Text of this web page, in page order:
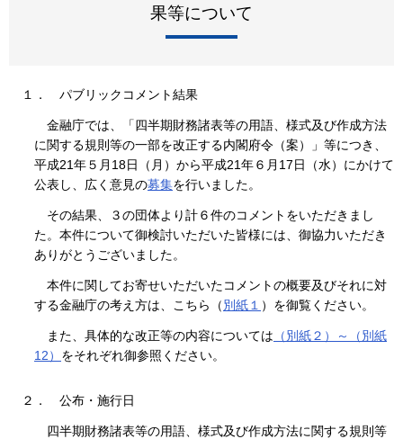
果等について
１． パブリックコメント結果
金融庁では、「四半期財務諸表等の用語、様式及び作成方法
に関する規則等の一部を改正する内閣府令（案）」等につき、
平成21年５月18日（月）から平成21年６月17日（水）にかけて
公表し、広く意見の募集を行いました。
その結果、３の団体より計６件のコメントをいただきまし
た。本件について御検討いただいた皆様には、御協力いただき
ありがとうございました。
本件に関してお寄せいただいたコメントの概要及びそれに対
する金融庁の考え方は、こちら（別紙１ ）を御覧ください。
また、具体的な改正等の内容については （別紙２）～（別紙
12） をそれぞれ御参照ください。
２． 公布・施行日
四半期財務諸表等の用語、様式及び作成方法に関する規則等